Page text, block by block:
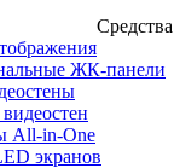
ЖК-панели
All-in-One
экранов